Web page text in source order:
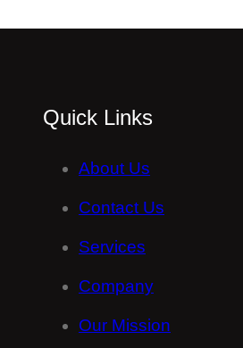
Quick Links
About Us
Contact Us
Services
Company
Our Mission